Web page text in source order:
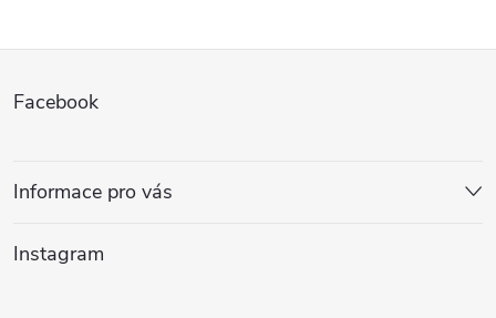
p
a
Facebook
Informace pro vás
Instagram